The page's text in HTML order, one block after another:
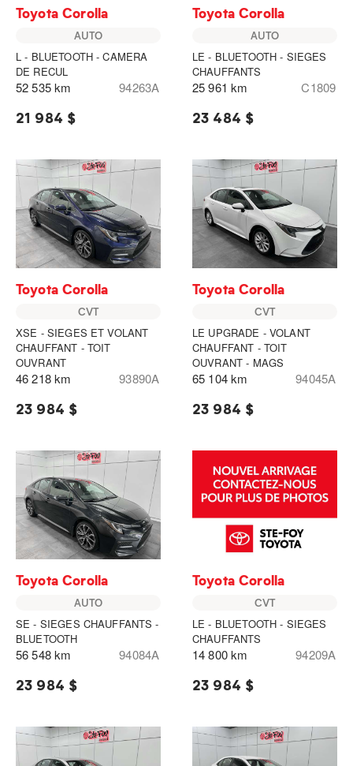
Toyota Corolla
AUTO
L - BLUETOOTH - CAMERA
DE RECUL
52 535 km 94263A
21 984 $
Toyota Corolla
AUTO
LE - BLUETOOTH - SIEGES
CHAUFFANTS
25 961 km C1809
23 484 $
Toyota Corolla
CVT
XSE - SIEGES ET VOLANT
CHAUFFANT - TOIT
OUVRANT
46 218 km 93890A
23 984 $
Toyota Corolla
CVT
LE UPGRADE - VOLANT
CHAUFFANT - TOIT
OUVRANT - MAGS
65 104 km 94045A
23 984 $
Toyota Corolla
AUTO
SE - SIEGES CHAUFFANTS -
BLUETOOTH
56 548 km 94084A
23 984 $
Toyota Corolla
CVT
LE - BLUETOOTH - SIEGES
CHAUFFANTS
14 800 km 94209A
23 984 $